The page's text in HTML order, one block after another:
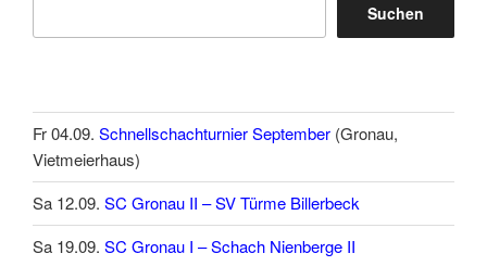
Suchen
Fr 04.09. Schnellschachturnier September (Gronau,
Vietmeierhaus)
Sa 12.09. SC Gronau II – SV Türme Billerbeck
Sa 19.09. SC Gronau I – Schach Nienberge II